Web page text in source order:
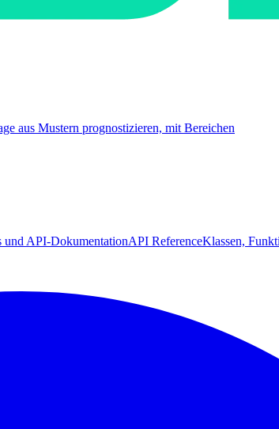
aus Mustern prognostizieren, mit Bereichen
und API-DokumentationAPI ReferenceKlassen,